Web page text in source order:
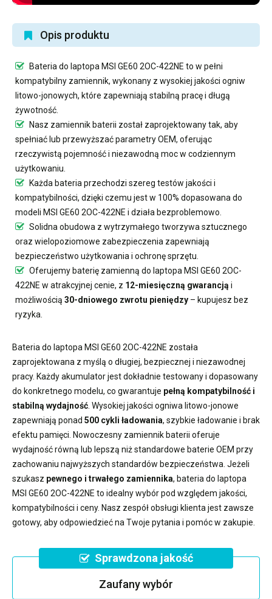
Opis produktu
Bateria do laptopa MSI GE60 2OC-422NE to w pełni
kompatybilny zamiennik, wykonany z wysokiej jakości ogniw
litowo-jonowych, które zapewniają stabilną pracę i długą
żywotność.
Nasz zamiennik baterii został zaprojektowany tak, aby
spełniać lub przewyższać parametry OEM, oferując
rzeczywistą pojemność i niezawodną moc w codziennym
użytkowaniu.
Każda bateria przechodzi szereg testów jakości i
kompatybilności, dzięki czemu jest w 100% dopasowana do
modeli MSI GE60 2OC-422NE i działa bezproblemowo.
Solidna obudowa z wytrzymałego tworzywa sztucznego
oraz wielopoziomowe zabezpieczenia zapewniają
bezpieczeństwo użytkowania i ochronę sprzętu.
Oferujemy baterię zamienną do laptopa MSI GE60 2OC-
422NE w atrakcyjnej cenie, z 12-miesięczną gwarancją i
możliwością 30-dniowego zwrotu pieniędzy – kupujesz bez
ryzyka.
Bateria do laptopa MSI GE60 2OC-422NE została
zaprojektowana z myślą o długiej, bezpiecznej i niezawodnej
pracy. Każdy akumulator jest dokładnie testowany i dopasowany
do konkretnego modelu, co gwarantuje pełną kompatybilność i
stabilną wydajność . Wysokiej jakości ogniwa litowo-jonowe
zapewniają ponad 500 cykli ładowania, szybkie ładowanie i brak
efektu pamięci. Nowoczesny zamiennik baterii oferuje
wydajność równą lub lepszą niż standardowe baterie OEM przy
zachowaniu najwyższych standardów bezpieczeństwa. Jeżeli
szukasz pewnego i trwałego zamiennika, bateria do laptopa
MSI GE60 2OC-422NE to idealny wybór pod względem jakości,
kompatybilności i ceny. Nasz zespół obsługi klienta jest zawsze
gotowy, aby odpowiedzieć na Twoje pytania i pomóc w zakupie.
Sprawdzona jakość
Zaufany wybór